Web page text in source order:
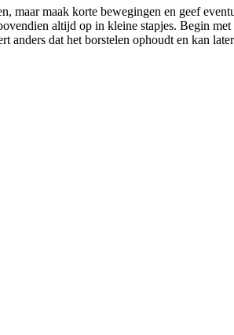
maak korte bewegingen en geef
altijd op in kleine stapjes. Begin
anders dat het borstelen ophoudt en kan